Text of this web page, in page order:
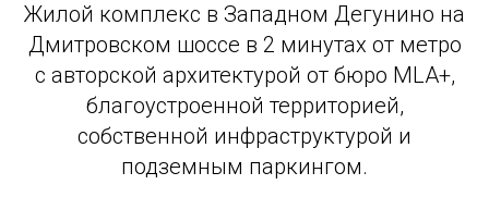
Жилой комплекс в Западном Дегунино на
Дмитровском шоссе в 2 минутах от метро
с авторской архитектурой от бюро MLA+,
благоустроенной территорией,
собственной инфраструктурой и
подземным паркингом.